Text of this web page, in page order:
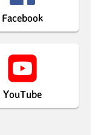
Facebook
YouTube